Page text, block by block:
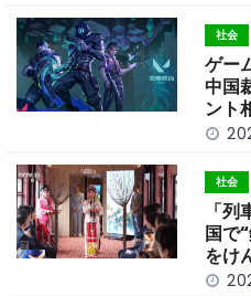
社会
ゲー
中国
ント
社会
「
国で
をけ